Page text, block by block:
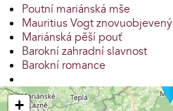
Poutní mariánská mše
Mauritius Vogt znovuobjevený
Mariánská pěší pouť
Barokní zahradní slavnost
Barokní romance
+